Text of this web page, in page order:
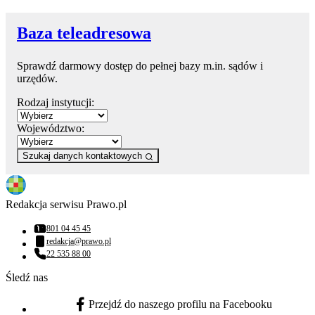
Baza teleadresowa
Sprawdź darmowy dostęp do pełnej bazy m.in. sądów i
urzędów.
Rodzaj instytucji:
Województwo:
Szukaj danych kontaktowych
Redakcja serwisu Prawo.pl
Numer telefonu:
801 04 45 45
Adres email:
redakcja@prawo.pl
Numer telefonu:
22 535 88 00
Śledź nas
facebook - otwiera się w nowej karcie
Przejdź do naszego profilu na Facebooku